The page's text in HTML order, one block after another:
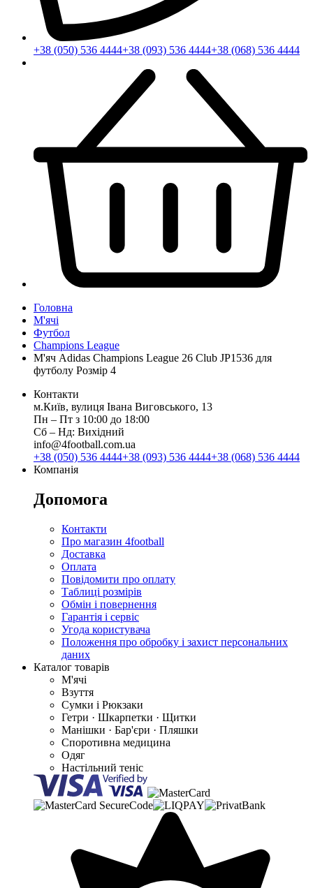
+38 (050) 536 4444+38 (093) 536 4444+38 (068) 536 4444
Головна
М'ячі
Футбол
Champions League
М'яч Adidas Champions League 26 Club JP1536 для
футболу Розмір 4
Контакти
м.Київ, вулиця Івана Виговського, 13
Пн ‒ Пт з 10:00 до 18:00
Сб ‒ Нд: Вихідний
info@4football.com.ua
+38 (050) 536 4444+38 (093) 536 4444+38 (068) 536 4444
Компанія
Допомога
Контакти
Про магазин 4football
Доставка
Оплата
Повідомити про оплату
Таблиці розмірів
Обмін і повернення
Гарантія і сервіс
Угода користувача
Положення про обробку і захист персональних
даних
Каталог товарів
М'ячі
Взуття
Сумки і Рюкзаки
Гетри · Шкарпетки · Щитки
Манішки · Бар'єри · Пляшки
Споротивна медицина
Одяг
Настільний теніс